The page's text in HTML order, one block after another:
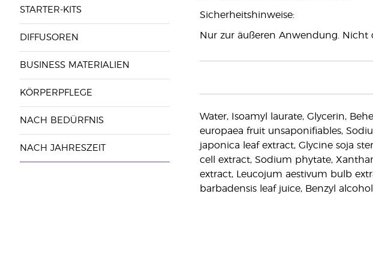
STARTER-KITS
DIFFUSOREN
BUSINESS MATERIALIEN
KÖRPERPFLEGE
NACH BEDÜRFNIS
NACH JAHRESZEIT
Sicherheitshinweise:
Nur zur äußeren Anwendung.
Water, Isoamyl laurate, Glycerin,
europaea fruit unsaponifiables,
japonica leaf extract, Glycine soja
cell extract, Sodium phytate,
extract, Leucojum aestivum bulb
barbadensis leaf juice, Benzyl alcohol.